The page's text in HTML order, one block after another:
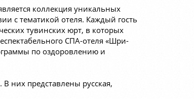
коллекция уникальных
с тематикой отеля. Каждый гость
тувинских юрт, в которых
СПА-отеля «Шри-
по оздоровлению и
них представлены русская,